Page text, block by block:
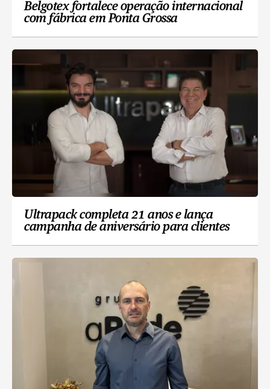
Belgotex fortalece operação internacional
com fábrica em Ponta Grossa
Ultrapack completa 21 anos e lança
campanha de aniversário para clientes